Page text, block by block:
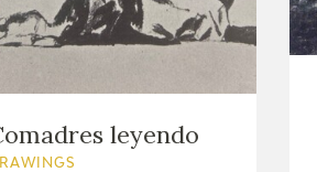
leyendo